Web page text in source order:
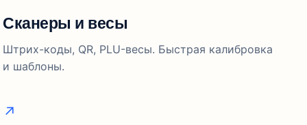
Сканеры и весы
Штрих-коды, QR, PLU-весы. Быстрая калибровка
и шаблоны.